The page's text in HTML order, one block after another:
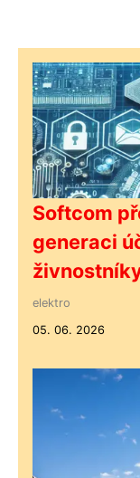
Softcom
generaci
elektro
05. 06. 2026